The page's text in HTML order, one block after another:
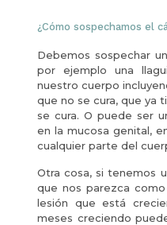
¿Cómo sospechamos el
Debemos sospechar
por ejemplo una
nuestro cuerpo
que no se cura, que ya
se cura. O puede ser
en la mucosa genital,
cualquier parte del
Otra cosa, si tenemos
que nos parezca
lesión que está
meses creciendo